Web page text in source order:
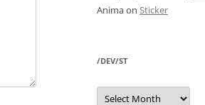
Animaon Sticker
/DEV/ST
/dev/st